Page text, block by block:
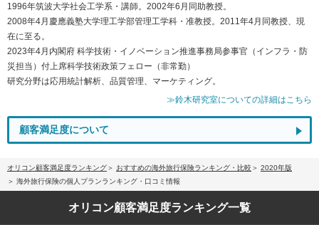
1996年筑波大学社会工学系・講師。2002年6月同助教授。
2008年4月慶應義塾大学理工学部管理工学科・准教授。2011年4月同教授、現
在に至る。
2023年4月内閣府 科学技術・イノベーション推進事務局参事官（インフラ・防
災担当）付上席科学技術政策フェロー（非常勤）
研究分野は応用統計解析、品質管理、マーケティング。
≫鈴木研究室についての詳細はこちら
顧客満足度について
オリコン顧客満足度ランキング おすすめの海外旅行保険ランキング・比較
2020年版
海外旅行保険の個人プランランキング・口コミ情報
オリコン顧客満足度ランキング一覧